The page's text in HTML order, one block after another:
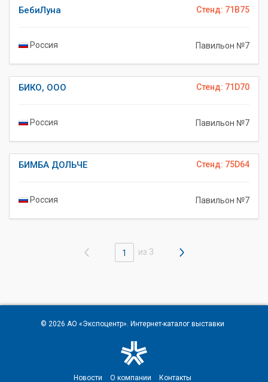
Стенд: 71B75
БебиЛуна
Россия Павильон №7
Стенд: 71D70
БИКО, ООО
Россия Павильон №7
Стенд: 75D64
БИМБА ДОЛЬЧЕ
Россия Павильон №7
1 из 3
© 2026 АО «Экспоцентр». Интернет-каталог выставки
Новости О компании Контакты